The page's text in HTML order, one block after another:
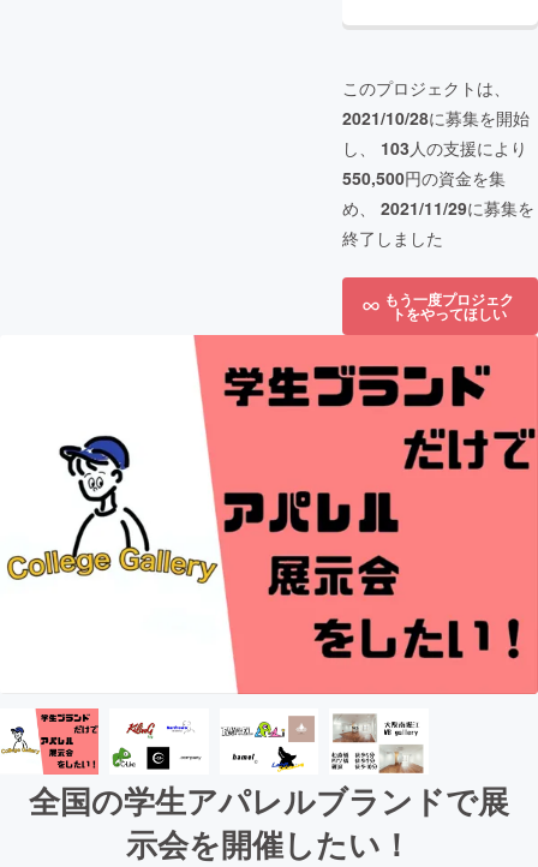
このプロジェクトは、
2021/10/28に募集を開始
し、 103人の支援により
550,500円の資金を集
め、 2021/11/29に募集を
終了しました
もう一度プロジェク
トをやってほしい
全国の学生アパレルブランドで展
示会を開催したい！